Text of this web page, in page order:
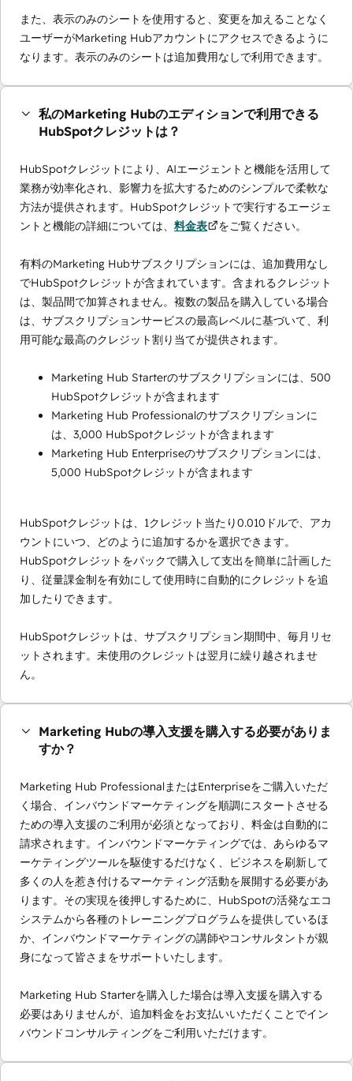
また、表示のみのシートを使用すると、変更を加えることなく
ユーザーがMarketing Hubアカウントにアクセスできるように
なります。表示のみのシートは追加費用なしで利用できます。
私のMarketing Hubのエディションで利用できる
HubSpotクレジットは？
HubSpotクレジットにより、AIエージェントと機能を活用して
業務が効率化され、影響力を拡大するためのシンプルで柔軟な
方法が提供されます。HubSpotクレジットで実行するエージェ
ントと機能の詳細については、 料金表 をご覧ください。
有料のMarketing Hubサブスクリプションには、追加費用なし
でHubSpotクレジットが含まれています。含まれるクレジット
は、製品間で加算されません。複数の製品を購入している場合
は、サブスクリプションサービスの最高レベルに基づいて、利
用可能な最高のクレジット割り当てが提供されます。
Marketing Hub Starterのサブスクリプションには、500
HubSpotクレジットが含まれます
Marketing Hub Professionalのサブスクリプションに
は、3,000 HubSpotクレジットが含まれます
Marketing Hub Enterpriseのサブスクリプションには、
5,000 HubSpotクレジットが含まれます
HubSpotクレジットは、1クレジット当たり0.010ドルで、アカ
ウントにいつ、どのように追加するかを選択できます。
HubSpotクレジットをパックで購入して支出を簡単に計画した
り、従量課金制を有効にして使用時に自動的にクレジットを追
加したりできます。
HubSpotクレジットは、サブスクリプション期間中、毎月リセ
ットされます。未使用のクレジットは翌月に繰り越されませ
ん。
Marketing Hubの導入支援を購入する必要がありま
すか？
Marketing Hub ProfessionalまたはEnterpriseをご購入いただ
く場合、インバウンドマーケティングを順調にスタートさせる
ための導入支援のご利用が必須となっており、料金は自動的に
請求されます。インバウンドマーケティングでは、あらゆるマ
ーケティングツールを駆使するだけなく、ビジネスを刷新して
多くの人を惹き付けるマーケティング活動を展開する必要があ
ります。その実現を後押しするために、HubSpotの活発なエコ
システムから各種のトレーニングプログラムを提供しているほ
か、インバウンドマーケティングの講師やコンサルタントが親
身になって皆さまをサポートいたします。
Marketing Hub Starterを購入した場合は導入支援を購入する
必要はありませんが、追加料金をお支払いいただくことでイン
バウンドコンサルティングをご利用いただけます。